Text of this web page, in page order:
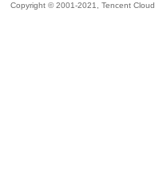
Copyright © 2001-2021, Tencent Cloud.